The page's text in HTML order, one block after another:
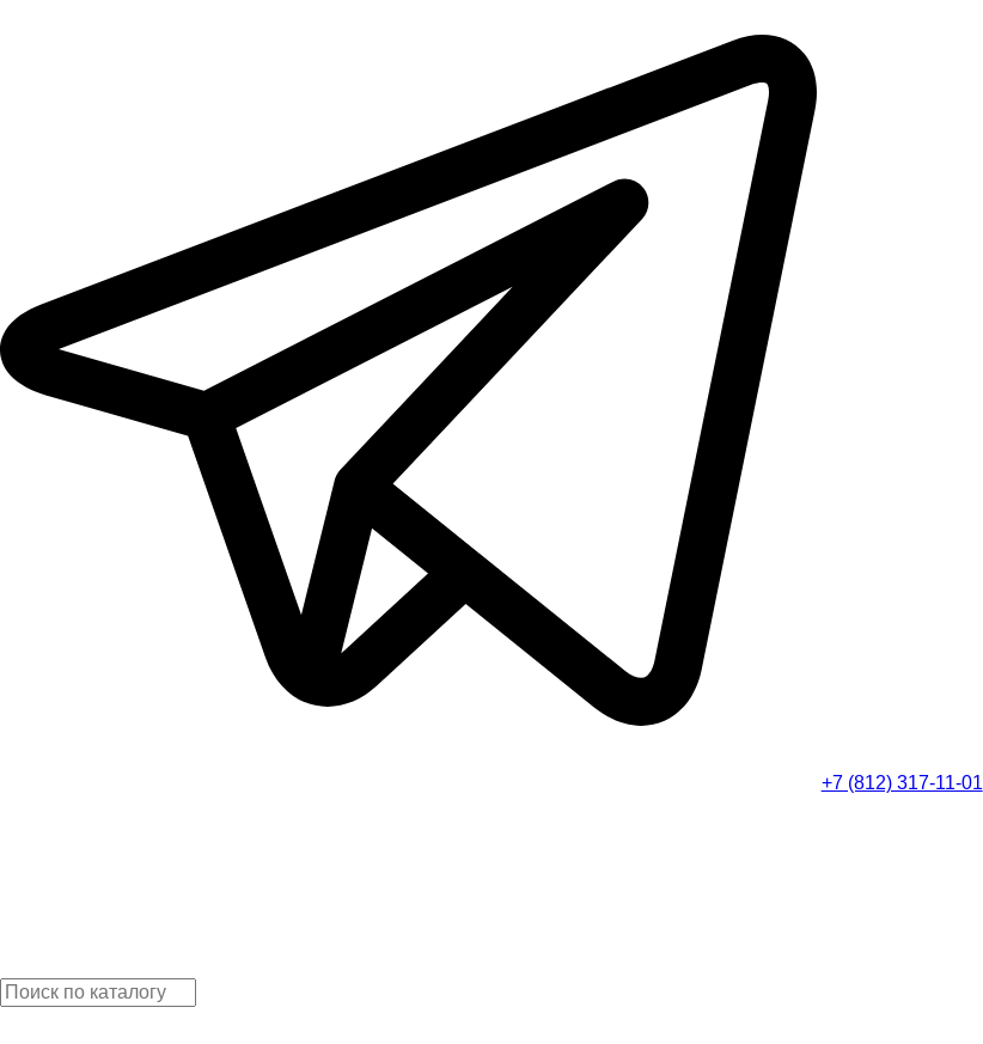
+7 (812) 317-11-01